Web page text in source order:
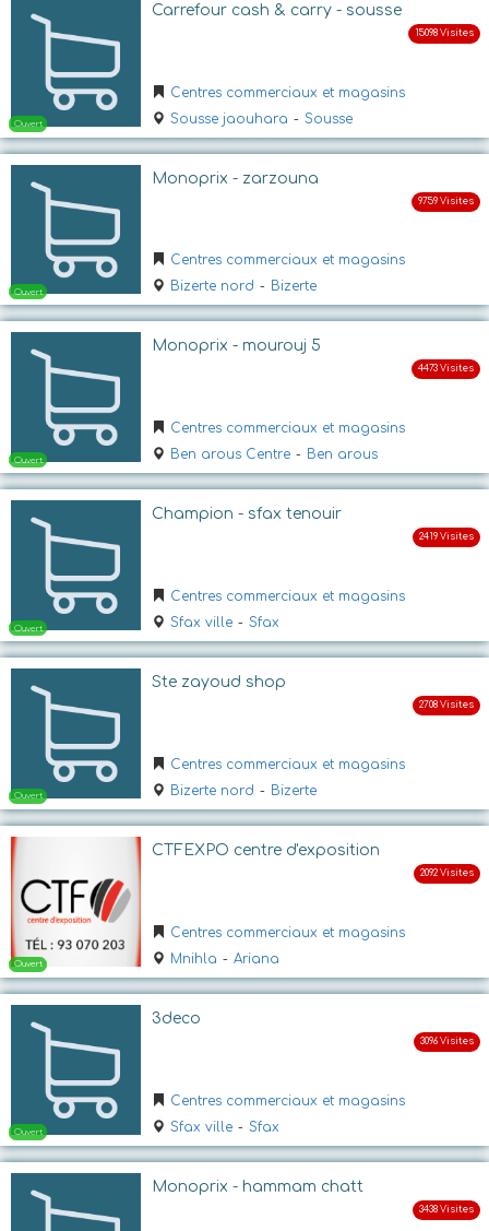
Ouvert
Ouvert
Ouvert
Carrefour cash & carry - sousse
Centres commerciaux et magasins
Sousse jaouhara - Sousse
Ouvert
Monoprix - zarzouna
Centres commerciaux et magasins
Bizerte nord - Bizerte
Monoprix - mourouj 5
Centres commerciaux et magasins
Ben arous Centre - Ben arous
Champion - sfax tenouir
Centres commerciaux et magasins
Sfax ville - Sfax
Ste zayoud shop
Centres commerciaux et magasins
Bizerte nord - Bizerte
CTFEXPO centre d'exposition
Centres commerciaux et magasins
Mnihla - Ariana
3deco
Centres commerciaux et magasins
Sfax ville - Sfax
Monoprix - hammam chatt